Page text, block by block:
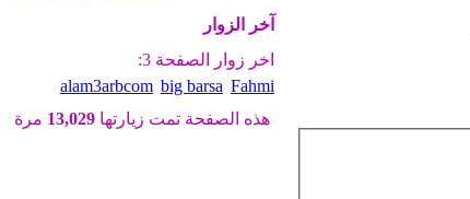
آخر الزوار
اخر زوار الصفحة 3:
alam3arbcom big barsa Fahmi
هذه الصفحة تمت زيارتها 13,029 مرة